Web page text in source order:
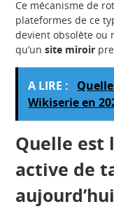
Ce mécanisme de
plateformes de ce
devient obsolète ou
qu’unsite miroir
A LIRE :
Wikiserie en
Quelle est
active de